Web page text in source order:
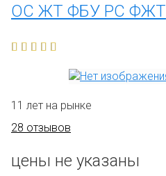
ОС ЖТ ФБУ РС ФЖТ
11 лет на рынке
28 отзывов
цены не указаны